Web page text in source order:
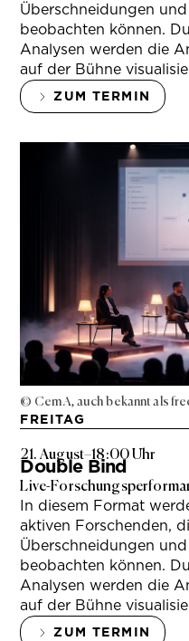
Überschneidungen
beobachten können.
Analysen werden die
auf der Bühne
ZUM TERMIN
© Cem A, auch bekannt als
FREITAG
21. August–18:00 Uhr
Double Bind
Live-
In diesem Format
aktiven Forschenden,
Überschneidungen
beobachten können.
Analysen werden die
auf der Bühne
ZUM TERMIN